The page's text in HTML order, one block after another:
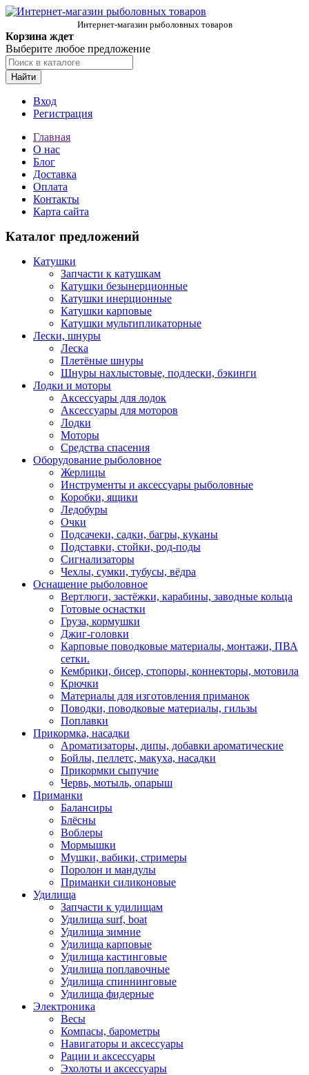
Интернет-магазин рыболовных товаров
Корзина ждет
Выберите любое предложение
Найти
Вход
Регистрация
Главная
О нас
Блог
Доставка
Оплата
Контакты
Карта сайта
Каталог предложений
Катушки
Запчасти к катушкам
Катушки безынерционные
Катушки инерционные
Катушки карповые
Катушки мультипликаторные
Лески, шнуры
Леска
Плетёные шнуры
Шнуры нахлыстовые, подлески, бэкинги
Лодки и моторы
Аксессуары для лодок
Аксессуары для моторов
Лодки
Моторы
Средства спасения
Оборудование рыболовное
Жерлицы
Инструменты и аксессуары рыболовные
Коробки, ящики
Ледобуры
Очки
Подсачеки, садки, багры, куканы
Подставки, стойки, род-поды
Сигнализаторы
Чехлы, сумки, тубусы, вёдра
Оснащение рыболовное
Вертлюги, застёжки, карабины, заводные кольца
Готовые оснастки
Груза, кормушки
Джиг-головки
Карповые поводковые материалы, монтажи, ПВА
сетки.
Кембрики, бисер, стопоры, коннекторы, мотовила
Крючки
Материалы для изготовления приманок
Поводки, поводковые материалы, гильзы
Поплавки
Прикормка, насадки
Ароматизаторы, дипы, добавки ароматические
Бойлы, пеллетс, макуха, насадки
Прикормки сыпучие
Червь, мотыль, опарыш
Приманки
Балансиры
Блёсны
Воблеры
Мормышки
Мушки, вабики, стримеры
Поролон и мандулы
Приманки силиконовые
Удилища
Запчасти к удилищам
Удилища surf, boat
Удилища зимние
Удилища карповые
Удилища кастинговые
Удилища поплавочные
Удилища спиннинговые
Удилища фидерные
Электроника
Весы
Компасы, барометры
Навигаторы и аксессуары
Рации и аксессуары
Эхолоты и аксессуары